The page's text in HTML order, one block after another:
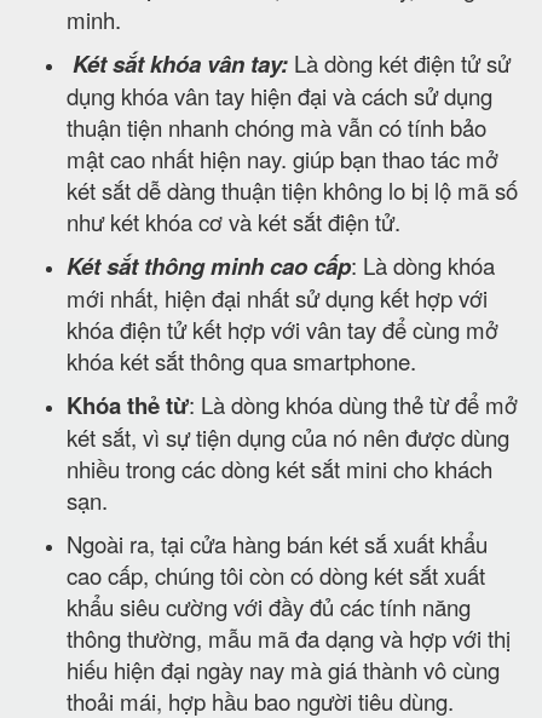
minh.
Két sắt khóa vân tay: Là dòng két điện tử sử
dụng khóa vân tay hiện đại và cách sử dụng
thuận tiện nhanh chóng mà vẫn có tính bảo
mật cao nhất hiện nay. giúp bạn thao tác mở
két sắt dễ dàng thuận tiện không lo bị lộ mã số
như két khóa cơ và két sắt điện tử.
Két sắt thông minh cao cấp: Là dòng khóa
mới nhất, hiện đại nhất sử dụng kết hợp với
khóa điện tử kết hợp với vân tay để cùng mở
khóa két sắt thông qua smartphone.
Khóa thẻ từ: Là dòng khóa dùng thẻ từ để mở
két sắt, vì sự tiện dụng của nó nên được dùng
nhiều trong các dòng két sắt mini cho khách
sạn.
Ngoài ra, tại cửa hàng bán két sắ xuất khẩu
cao cấp, chúng tôi còn có dòng két sắt xuất
khẩu siêu cường với đầy đủ các tính năng
thông thường, mẫu mã đa dạng và hợp với thị
hiếu hiện đại ngày nay mà giá thành vô cùng
thoải mái, hợp hầu bao người tiêu dùng.